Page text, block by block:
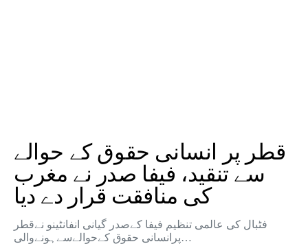
قطر پر انسانی حقوق کے حوالے
سے تنقید، فیفا صدر نے مغرب
کی منافقت قرار دے دیا
فٹبال کی عالمی تنظیم فیفا کےصدر گیانی انفانٹینو نےقطر
پرانسانی حقوق کےحوالےسےہونےوالی…